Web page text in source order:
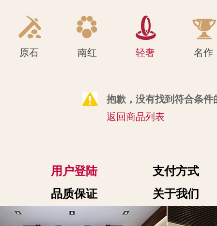
原石 南红 轻奢 名作
抱歉，没有找到符合条件
返回商品列表
用户登陆
支付方式
品质保证
关于我们